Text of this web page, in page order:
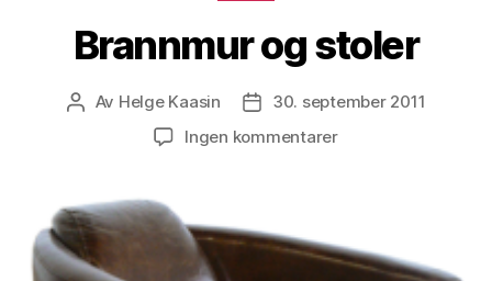
Brannmur og stoler
Innleggsforfatter
Av Helge Kaasin Publiseringsdato
30. september 2011
Ingen kommentarertil